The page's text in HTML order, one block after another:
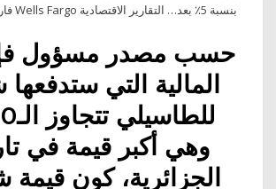
فارجو – تراجعت أسهم Wells Fargo بنسبة 5٪ بعد… التقارير الاقتصادية
حسب مصدر مسؤول
المالية التي ستدفعها
وهي أكبر قيمة في
الجزائرية، كون قيمة